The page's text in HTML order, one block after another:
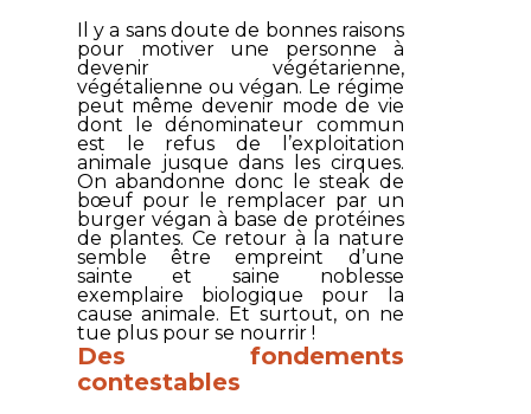
Il y a sans doute de bonnes raisons
pour motiver une personne à
devenir végétarienne,
végétalienne ou végan. Le régime
peut même devenir mode de vie
dont le dénominateur commun
est le refus de l’exploitation
animale jusque dans les cirques.
On abandonne donc le steak de
bœuf pour le remplacer par un
burger végan à base de protéines
de plantes. Ce retour à la nature
semble être empreint d’une
sainte et saine noblesse
exemplaire biologique pour la
cause animale. Et surtout, on ne
tue plus pour se nourrir !
Des fondements
contestables